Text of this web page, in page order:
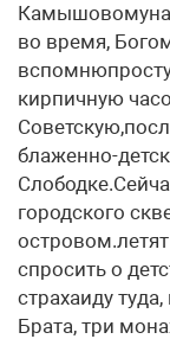
Камышовомуна
во время,
кирпичную
блаженно-
городского
спросить о
страхаиду
Брата, три